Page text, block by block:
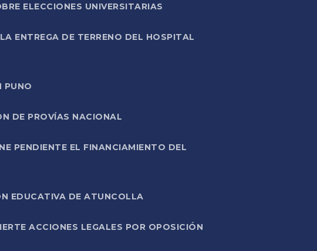
ELECCIONES UNIVERSITARIAS
ENTREGA DE TERRENO DEL HOSPITAL
PUNO
DE PROVÍAS NACIONAL
PENDIENTE EL FINANCIAMIENTO DEL
EDUCATIVA DE ATUNCOLLA
ACCIONES LEGALES POR OPOSICIÓN